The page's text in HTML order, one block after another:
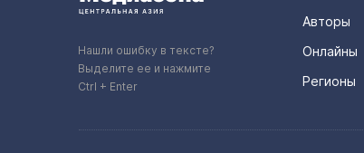
Нашли ошибку в тексте?
Выделите ее и нажмите
Ctrl + Enter
Авторы
Онлайны
Регионы